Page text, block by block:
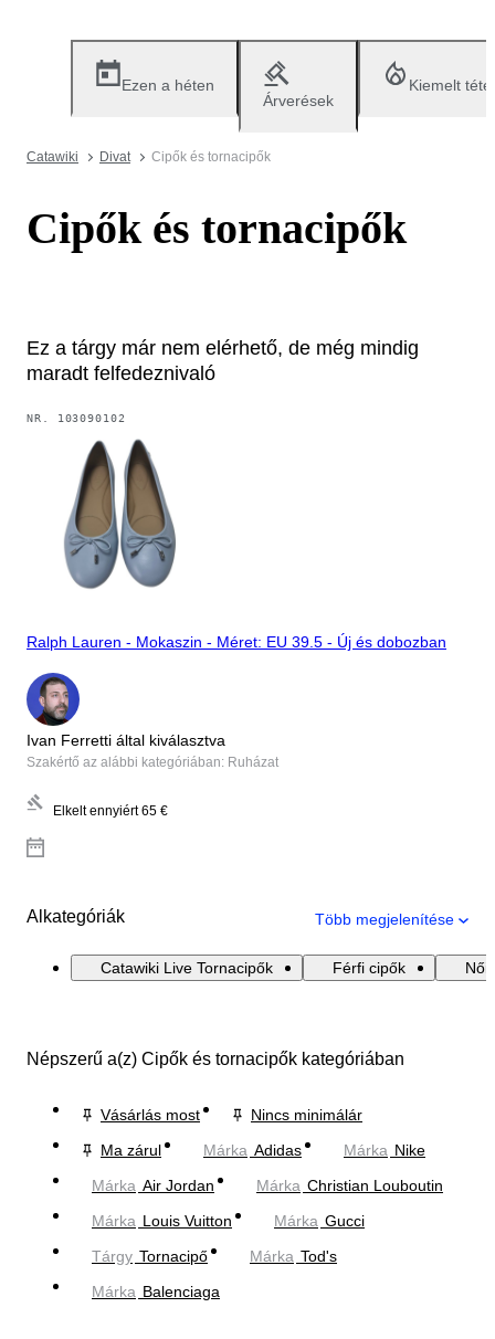
Ezen a héten
Árverések
Kiemelt
Catawiki Divat Cipők és tornacipők
Cipők és tornacipők
Ez a tárgy már nem elérhető, de még mindig
maradt felfedeznivaló
NR. 103090102
Ralph Lauren - Mokaszin - Méret: EU 39.5 - Új és dobozban
Ivan Ferretti által kiválasztva
Szakértő az alábbi kategóriában: Ruházat
Elkelt ennyiért 65 €
Alkategóriák Több megjelenítése
Catawiki Live Tornacipők Férfi cipők Női
Népszerű a(z) Cipők és tornacipők kategóriában
Vásárlás most
Nincs minimálár
Ma zárul
Márka Adidas Márka Nike
Márka Air Jordan Márka Christian Louboutin
Márka Louis Vuitton Márka Gucci
Tárgy Tornacipő Márka Tod's
Márka Balenciaga